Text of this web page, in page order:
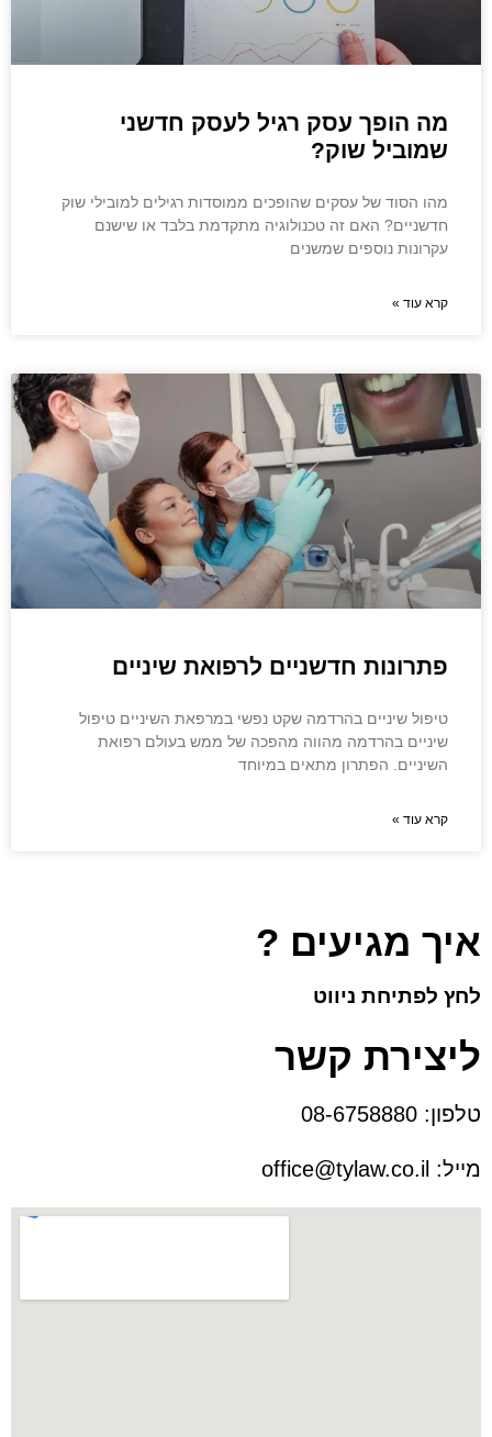
מה הופך עסק רגיל לעסק חדשני
שמוביל שוק?
מהו הסוד של עסקים שהופכים ממוסדות רגילים למובילי שוק
חדשניים? האם זה טכנולוגיה מתקדמת בלבד או שישנם
עקרונות נוספים שמשנים
קרא עוד »
פתרונות חדשניים לרפואת שיניים
טיפול שיניים בהרדמה שקט נפשי במרפאת השיניים טיפול
שיניים בהרדמה מהווה מהפכה של ממש בעולם רפואת
השיניים. הפתרון מתאים במיוחד
קרא עוד »
איך מגיעים ?
לחץ לפתיחת ניווט
ליצירת קשר
טלפון:
מייל: office@tylaw.co.il